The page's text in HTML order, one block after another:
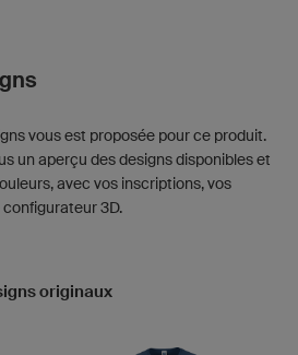
vous est proposée pour ce produit.
un aperçu des designs disponibles et
avec vos inscriptions, vos
3D.
originaux